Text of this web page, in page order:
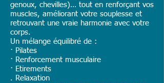
genoux, chevilles)… tout en renforçant vos
muscles, améliorant votre souplesse et
retrouvant une vraie harmonie avec votre
corps.
Un mélange équilibré de :
· Pilates
· Renforcement musculaire
· Etirements
. Relaxation